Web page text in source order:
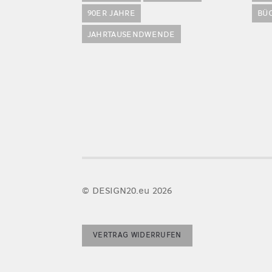
90ER JAHRE
JAHRTAUSENDWENDE
© DESIGN20.eu 2026
VERTRAG WIDERRUFEN